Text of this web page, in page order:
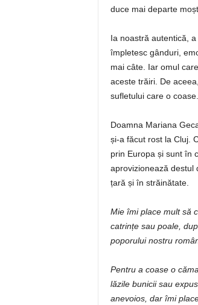
duce mai departe
Ia noastră autentică,
împletesc gânduri,
mai câte. Iar omul
aceste trăiri. De
sufletului care o coase.
Doamna Mariana
și-a făcut rost la Cluj.
prin Europa și sunt în
aprovizionează destul
țară și în străinătate.
Mie îmi place mult să
catrințe sau poale,
poporului nostru
Pentru a coase o
lăzile bunicii sau
anevoios, dar îmi